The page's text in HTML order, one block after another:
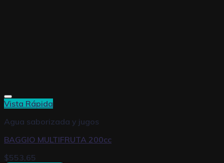
Vista Rápida
Agua saborizada y jugos
BAGGIO MULTIFRUTA 200cc
$553,65